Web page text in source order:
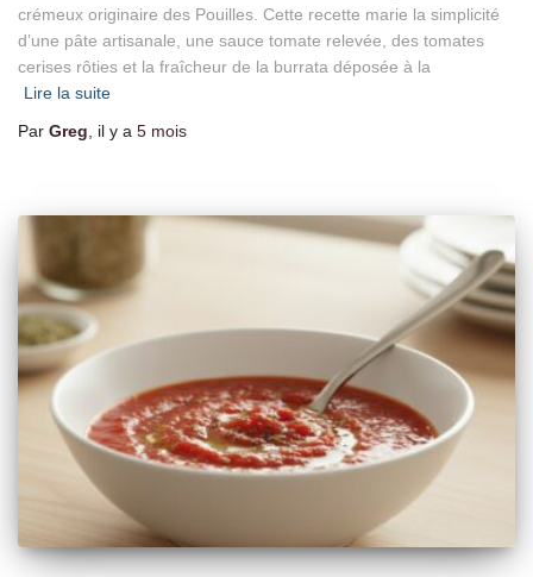
crémeux originaire des Pouilles. Cette recette marie la simplicité
d’une pâte artisanale, une sauce tomate relevée, des tomates
cerises rôties et la fraîcheur de la burrata déposée à la
Lire la suite
Par Greg, il y a 5 mois